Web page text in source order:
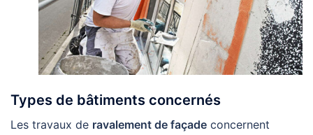
Types de bâtiments concernés
Les travaux de ravalement de façade concernent